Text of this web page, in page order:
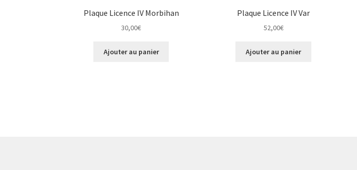
Plaque Licence IV Morbihan
30,00€
Ajouter au panier
Plaque Licence IV Var
52,00€
Ajouter au panier